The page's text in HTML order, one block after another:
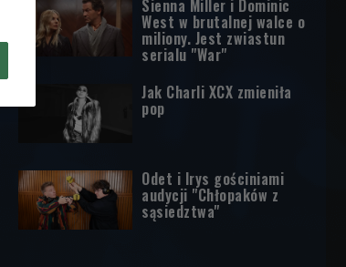
Sienna Miller i Dominic
West w brutalnej walce o
miliony. Jest zwiastun
serialu "War"
Jak Charli XCX zmieniła
pop
Odet i Irys gościniami
audycji "Chłopaków z
sąsiedztwa"